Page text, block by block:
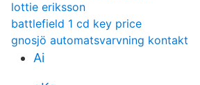
lottie eriksson
battlefield 1 cd key price
gnosjö automatsvarvning kontakt
Ai